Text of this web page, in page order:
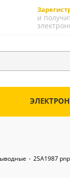
и
- 2SA1987